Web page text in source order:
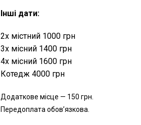
Інші дати:
2х містний 1000 грн
3х місний 1400 грн
4х місний 1600 грн
Котедж 4000 грн
Додаткове місце — 150 грн.
Передоплата обов’язкова.